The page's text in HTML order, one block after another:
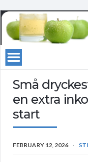
Små
en extra
start
FEBRUARY 12, 2026